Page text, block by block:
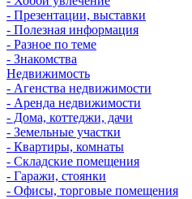
- Презентации, выставки
- Полезная информация
- Разное по теме
- Знакомства
Недвижимость
- Агенства недвижимости
- Аренда недвижимости
- Дома, коттеджи, дачи
- Земельные участки
- Квартиры, комнаты
- Складские помещения
- Гаражи, стоянки
- Офисы, торговые помещения